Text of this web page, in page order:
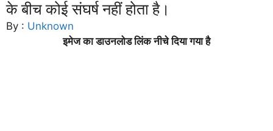
के बीच कोई संघर्ष नहीं होता है।
By : Unknown
इमेज का डाउनलोड लिंक नीचे दिया गया है